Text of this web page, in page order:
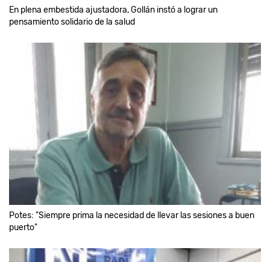
En plena embestida ajustadora, Gollán instó a lograr un
pensamiento solidario de la salud
Potes: "Siempre prima la necesidad de llevar las sesiones a buen
puerto"